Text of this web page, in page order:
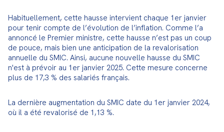
Habituellement, cette hausse intervient chaque 1er janvier
pour tenir compte de l’évolution de l’inflation. Comme l’a
annoncé le Premier ministre, cette hausse n’est pas un coup
de pouce, mais bien une anticipation de la revalorisation
annuelle du SMIC. Ainsi, aucune nouvelle hausse du SMIC
n'est à prévoir au 1er janvier 2025. Cette mesure concerne
plus de 17,3 % des salariés français.
La dernière augmentation du SMIC date du 1er janvier 2024,
où il a été revalorisé de 1,13 %.